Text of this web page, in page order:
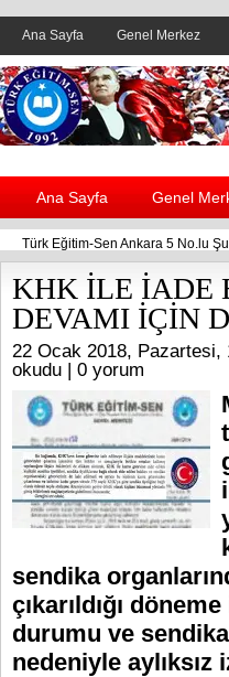
Ana Sayfa Genel Merkez
Ana Sayfa Genel
Türk Eğitim-Sen Ankara 5 No.lu
KHK İLE İADE
DEVAMI İÇİN
22 Ocak 2018, Pazartesi,
okudu | 0 yorum
sendika
çıkarıldığı
durumu ve
nedeniyle